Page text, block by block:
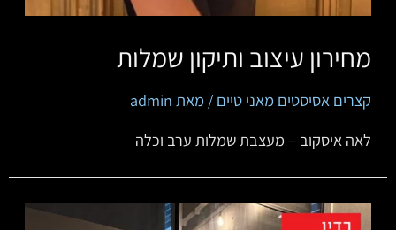
מחירון עיצוב ותיקון שמלות
קצרים אסיסטים מאני טיים / מאת admin
לאה איסקוב – מעצבת שמלות ערב וכלה